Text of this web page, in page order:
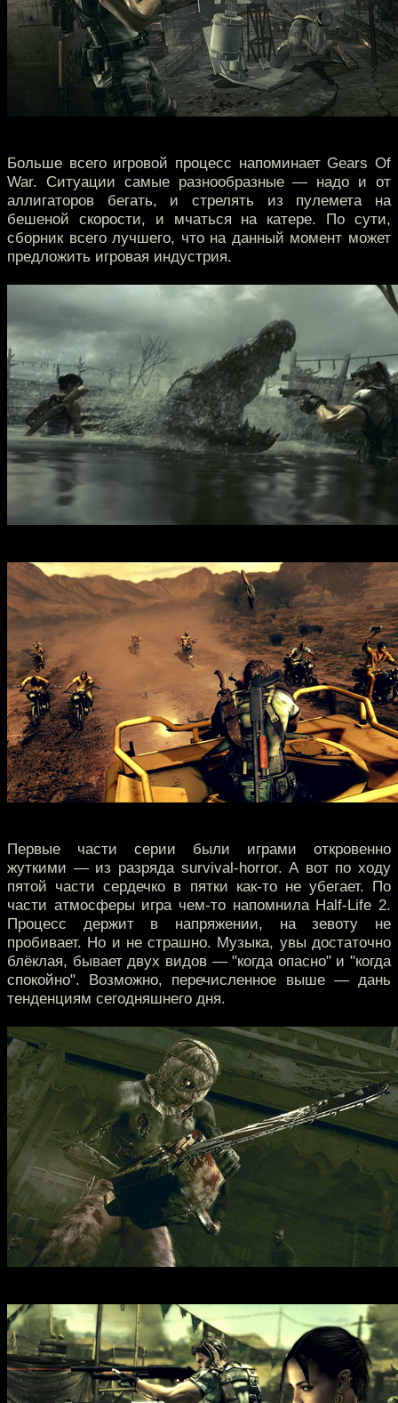
Больше всего игровой процесс напоминает Gears Of
War. Ситуации самые разнообразные — надо и от
аллигаторов бегать, и стрелять из пулемета на
бешеной скорости, и мчаться на катере. По сути,
сборник всего лучшего, что на данный момент может
предложить игровая индустрия.
Первые части серии были играми откровенно
жуткими — из разряда survival-horror. А вот по ходу
пятой части сердечко в пятки как-то не убегает. По
части атмосферы игра чем-то напомнила Half-Life 2.
Процесс держит в напряжении, на зевоту не
пробивает. Но и не страшно. Музыка, увы достаточно
блёклая, бывает двух видов — "когда опасно" и "когда
спокойно". Возможно, перечисленное выше — дань
тенденциям сегодняшнего дня.